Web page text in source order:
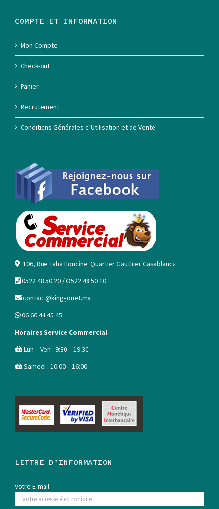
COMPTE ET INFORMATION
Mon Compte
Check-out
Panier
Recrutement
Conditions Générales d’Utilisation et de Vente
106, Rue Taha Houcine Quartier Gauthier Casablanca
0522 48 50 20 / O522 48 50 10
contact@king-jouet.ma
06 66 44 45 45
Horaires Service Commercial
Lun – Ven : 9:30 – 19:30
Samedi : 10:00 – 16:00
LETTRE D’INFORMATION
Votre E-mail: